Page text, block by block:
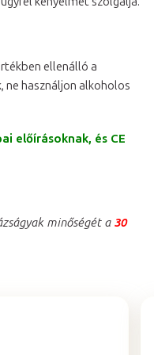
ellenálló a
ne használjon alkoholos
előírásoknak, és CE
minőségét a 30